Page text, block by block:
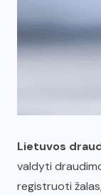
Lietuvos
valdyti
registruoti